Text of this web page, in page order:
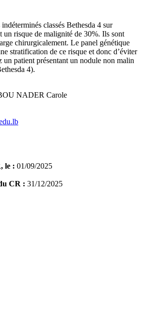
classés Bethesda 4 sur
un risque de malignité de 30%. Ils sont
chirurgicalement. Le panel génétique
stratification de ce risque et donc d’éviter
un patient présentant un nodule non malin
4).
NADER Carole
le : 01/09/2025
CR : 31/12/2025